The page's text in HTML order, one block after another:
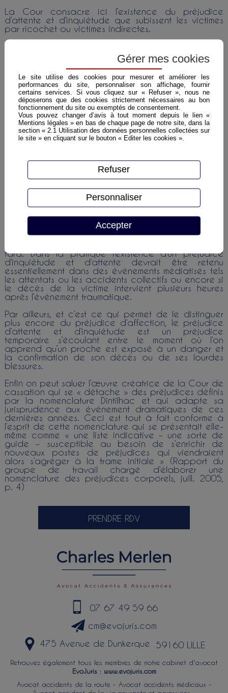
La Cour consacre ici l’existence du préjudice
d’attente et d’inquiétude que subissent les victimes
par ricochet ou victimes indirectes.
La Cour définit ce préjudice comme se réalisant
entre la découverte de l’événement par les proches
et leur connaissance de son issue pour la personne
exposée au péril et est, par sa nature et son
intensité, un préjudice spécifique qui ouvre droit à
indemnisation lorsque la victime directe a subi une
atteinte grave ou est décédée des suites de cet
événement.
La Cour par ailleurs distingue expressément ce
préjudice d’attente et d’inquiétude du préjudice
d’affection.
Pour rappel, le préjudice d’affection peut être défini
comme le préjudice subi par certains proches de la
victime à la suite du décès de celle-ci.
Le préjudice d’attente et d’inquiétude n’est pas
systématique en cas de perte d’un proche. Il ne
peut être retenu que dans des circonstances
particulières. Il s’agit du cas où les proches de la
victime apprennent que celle-ci a été exposée à
un risque grave et n’obtiennent confirmation de la
tard. Dans la pratique l’existence d’un préjudice
d’inquiétude et d’attente devrait être retenu
essentiellement dans des événements médiatisés tels
les attentats ou les accidents collectifs ou encore si
le décès de la victime intervient plusieurs heures
après l’événement traumatique.
Par ailleurs, et c’est ce qui permet de le distinguer
plus encore du préjudice d’affection, le préjudice
d’attente et d’inquiétude est un préjudice
temporaire s’écoulant entre le moment où l’on
apprend qu’un proche est exposé à un danger et
la confirmation de son décès ou de ses lourdes
blessures.
Enfin on peut saluer l’œuvre créatrice de la Cour de
cassation qui se « détache » des préjudices définis
par la nomenclature Dintilhac et qui adapte sa
jurisprudence aux événement dramatiques de ces
dernières années. Ceci est tout à fait conforme à
l’esprit de cette nomenclature qui se présentait elle-
même comme « une liste indicative – une sorte de
guide – susceptible au besoin de s’enrichir de
nouveaux postes de préjudices qui viendraient
alors s’agréger à la trame initiale » (Rapport du
groupe de travail chargé d’élaborer une
nomenclature des préjudices corporels, juill. 2005,
p. 4)
PRENDRE RDV
07 67 49 59 66
cm@evojuris.com
475 Avenue de Dunkerque
59160 LILLE
Retrouvez également tous les membres de notre cabinet d'avocat
EvoJuris : www.evojuris.com
Avocat accidents de la route- Avocat accidents médicaux -
Gérer mes cookies
Le site utilise des cookies pour mesurer et améliorer les
performances du site, personnaliser son affichage, fournir
certains services. Si vous cliquez sur « Refuser », nous ne
déposerons que des cookies strictement nécessaires au bon
fonctionnement du site ou exemptés de consentement.
Vous pouvez changer d’avis à tout moment depuis le lien «
Mentions légales » en bas de chaque page de notre site, dans la
section « 2.1 Utilisation des données personnelles collectées sur
le site » en cliquant sur le bouton « Editer les cookies ».
Accepter
Refuser
Personnaliser